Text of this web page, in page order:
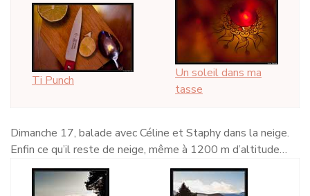
Ti Punch
Un soleil dans ma
tasse
Dimanche 17, balade avec Céline et Staphy dans la neige.
Enfin ce qu’il reste de neige, même à 1200 m d’altitude…